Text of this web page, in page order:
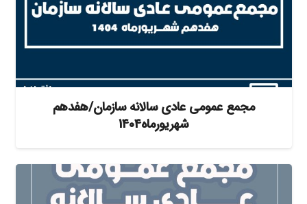
مجمع عمومی عادی سالانه سازمان/هفدهم
شهریورماه1404